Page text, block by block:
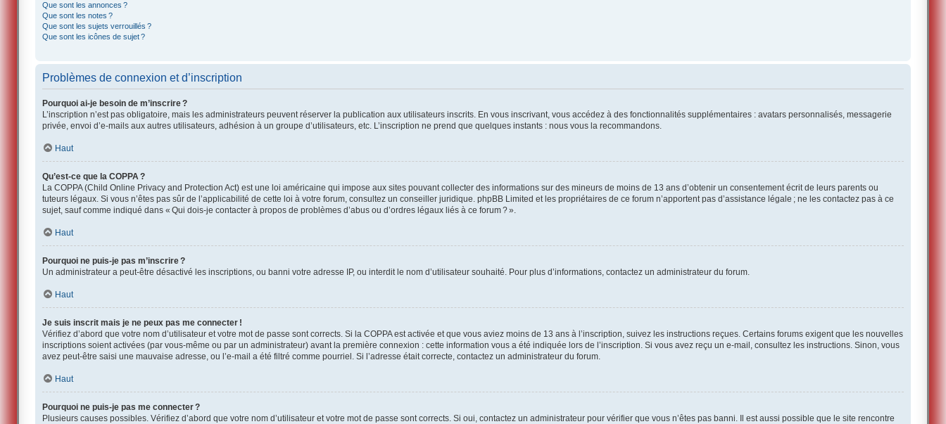
Que sont les annonces ?
Que sont les notes ?
Que sont les sujets verrouillés ?
Que sont les icônes de sujet ?
Problèmes de connexion et d’inscription
Pourquoi ai-je besoin de m’inscrire ?
L’inscription n’est pas obligatoire, mais les administrateurs peuvent réserver la publication aux utilisateurs inscrits. En vous inscrivant, vous accédez à des fonctionnalités supplémentaires : avatars personnalisés, messagerie
privée, envoi d’e-mails aux autres utilisateurs, adhésion à un groupe d’utilisateurs, etc. L’inscription ne prend que quelques instants : nous vous la recommandons.
Haut
Qu’est-ce que la COPPA ?
La COPPA (Child Online Privacy and Protection Act) est une loi américaine qui impose aux sites pouvant collecter des informations sur des mineurs de moins de 13 ans d’obtenir un consentement écrit de leurs parents ou
tuteurs légaux. Si vous n’êtes pas sûr de l’applicabilité de cette loi à votre forum, consultez un conseiller juridique. phpBB Limited et les propriétaires de ce forum n’apportent pas d’assistance légale ; ne les contactez pas à ce
sujet, sauf comme indiqué dans « Qui dois-je contacter à propos de problèmes d’abus ou d’ordres légaux liés à ce forum ? ».
Haut
Pourquoi ne puis-je pas m’inscrire ?
Un administrateur a peut-être désactivé les inscriptions, ou banni votre adresse IP, ou interdit le nom d’utilisateur souhaité. Pour plus d’informations, contactez un administrateur du forum.
Haut
Je suis inscrit mais je ne peux pas me connecter !
Vérifiez d’abord que votre nom d’utilisateur et votre mot de passe sont corrects. Si la COPPA est activée et que vous aviez moins de 13 ans à l’inscription, suivez les instructions reçues. Certains forums exigent que les nouvelles
inscriptions soient activées (par vous-même ou par un administrateur) avant la première connexion : cette information vous a été indiquée lors de l’inscription. Si vous avez reçu un e-mail, consultez les instructions. Sinon, vous
avez peut-être saisi une mauvaise adresse, ou l’e-mail a été filtré comme pourriel. Si l’adresse était correcte, contactez un administrateur du forum.
Haut
Pourquoi ne puis-je pas me connecter ?
Plusieurs causes possibles. Vérifiez d’abord que votre nom d’utilisateur et votre mot de passe sont corrects. Si oui, contactez un administrateur pour vérifier que vous n’êtes pas banni. Il est aussi possible que le site rencontre